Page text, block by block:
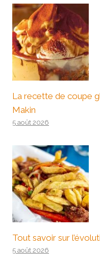
La recette de coupe
Makin
5 août 2026
Tout savoir sur
5 août 2026